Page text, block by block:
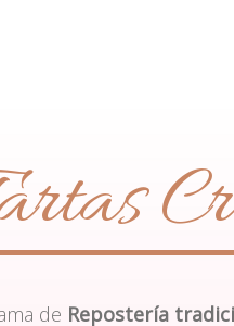
de Repostería